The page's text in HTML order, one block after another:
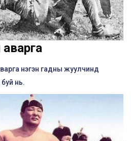
нэгэн гадны жуулчинд
нь.